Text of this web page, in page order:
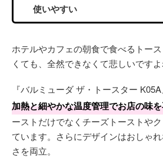
使いやすい
ホテルやカフェの朝食で食べるトー
くても、全然できなくて悲しいですよ
『バルミューダ ザ・トースター K05A
加熱と細やかな温度管理でお店の味
ーストだけでなくチーズトーストや
ています。さらにデザインはおしゃ
さを両立。